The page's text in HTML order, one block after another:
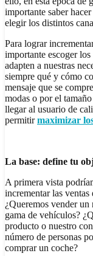
importante saber
elegir los distintos
Para lograr
importante escoger
adapten a nuestras
siempre qué y cómo
mensaje que se
modas o por el
llegar al usuario de
permitirmaximizar
La base: define tu
A primera vista
incrementar las ventas
¿Queremos vender
gama de vehículos?
producto o nuestro
número de personas
comprar un coche?